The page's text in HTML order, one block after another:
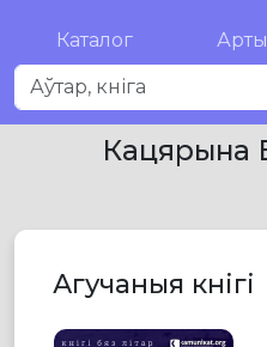
Каталог
Кацярына
Агучаныя кнігі